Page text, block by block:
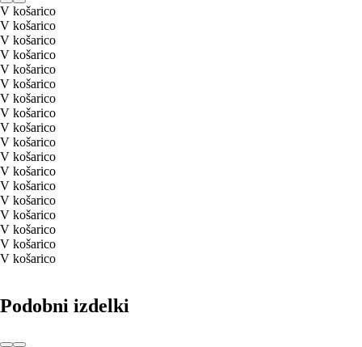
V košarico
V košarico
V košarico
V košarico
V košarico
V košarico
V košarico
V košarico
V košarico
V košarico
V košarico
V košarico
V košarico
V košarico
V košarico
V košarico
V košarico
V košarico
Podobni izdelki